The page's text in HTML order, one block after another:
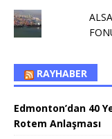
RAYHABER
Edmonton’dan 40
Rotem Anlaşması